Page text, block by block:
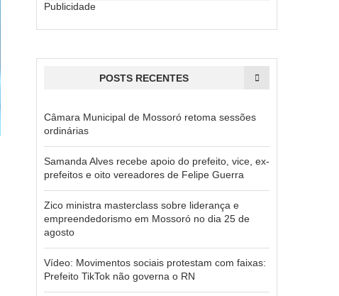
Publicidade
POSTS RECENTES
Câmara Municipal de Mossoró retoma sessões
ordinárias
Samanda Alves recebe apoio do prefeito, vice, ex-
prefeitos e oito vereadores de Felipe Guerra
Zico ministra masterclass sobre liderança e
empreendedorismo em Mossoró no dia 25 de
agosto
Vídeo: Movimentos sociais protestam com faixas:
Prefeito TikTok não governa o RN